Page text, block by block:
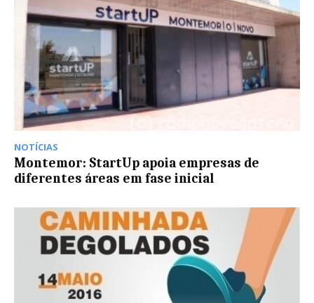
NOTÍCIAS
Montemor: StartUp apoia empresas de
diferentes áreas em fase inicial